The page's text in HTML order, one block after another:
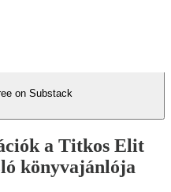
on Substack
a Titkos Elit
könyvajánlója